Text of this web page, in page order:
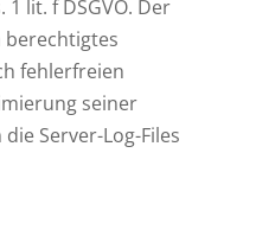
lit. f DSGVO. Der
fehlerfreien
seiner
Server-Log-Files